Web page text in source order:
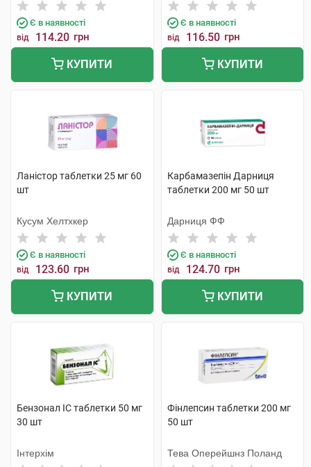
Є в наявності
від 114.20 грн
КУПИТИ
Є в наявності
від 116.50 грн
КУПИТИ
Ланістор таблетки 25 мг 60
шт
Кусум Хелтхкер
Є в наявності
від 123.60 грн
КУПИТИ
Карбамазепін Дарниця
таблетки 200 мг 50 шт
Дарниця ФФ
Є в наявності
від 124.70 грн
КУПИТИ
Бензонал IC таблетки 50 мг
30 шт
Інтерхім
Фінлепсин таблетки 200 мг
50 шт
Тева Оперейшнз Поланд